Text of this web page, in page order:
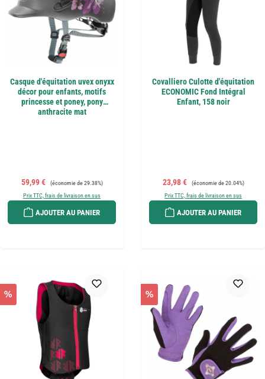
Casque d'équitation uvex onyxx
décor pour enfants, motifs
princesse et poney, pony
anthracite mat
Prix de vente :
59,99 € Prix régulier :
(économie de 29.38%)
Prix TTC, frais de livraison en sus
AJOUTER AU PANIER
Covalliero Culotte d'équitation
ECONOMIC Fond Intégral
Enfant, 158 noir
Prix de vente :
23,98 € Prix régulier :
(économie de 20.04%)
Prix TTC, frais de livraison en sus
AJOUTER AU PANIER
% %